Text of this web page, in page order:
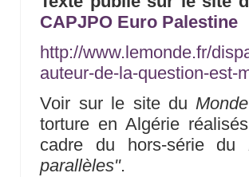
CAPJPO Euro Palestine
http://www.lemonde.fr/
auteur-de-la-question-est-
Voir sur le site duMonde
torture en Algérie
cadre du hors-série du
parallèles".